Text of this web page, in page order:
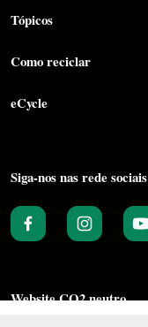
Tópicos
Como reciclar
eCycle
Siga-nos nas rede sociais
Website CO2 neutro